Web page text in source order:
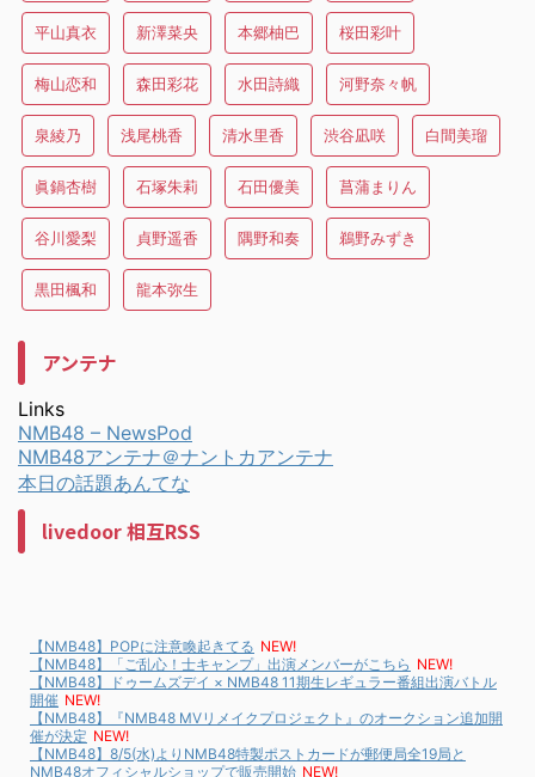
平山真衣 新澤菜央 本郷柚巴 桜田彩叶
梅山恋和 森田彩花 水田詩織 河野奈々帆
泉綾乃 浅尾桃香 清水里香 渋谷凪咲 白間美瑠
眞鍋杏樹 石塚朱莉 石田優美 菖蒲まりん
谷川愛梨 貞野遥香 隅野和奏 鵜野みずき
黒田楓和 龍本弥生
アンテナ
Links
NMB48 – NewsPod
NMB48アンテナ＠ナントカアンテナ
本日の話題あんてな
livedoor 相互RSS
【NMB48】POPに注意喚起きてる NEW!
【NMB48】「ご乱心！士キャンプ」出演メンバーがこちら NEW!
【NMB48】ドゥームズデイ × NMB48 11期生レギュラー番組出演バトル
開催 NEW!
【NMB48】『NMB48 MVリメイクプロジェクト』のオークション追加開
催が決定 NEW!
【NMB48】8/5(水)よりNMB48特製ポストカードが郵便局全19局と
NMB48オフィシャルショップで販売開始 NEW!